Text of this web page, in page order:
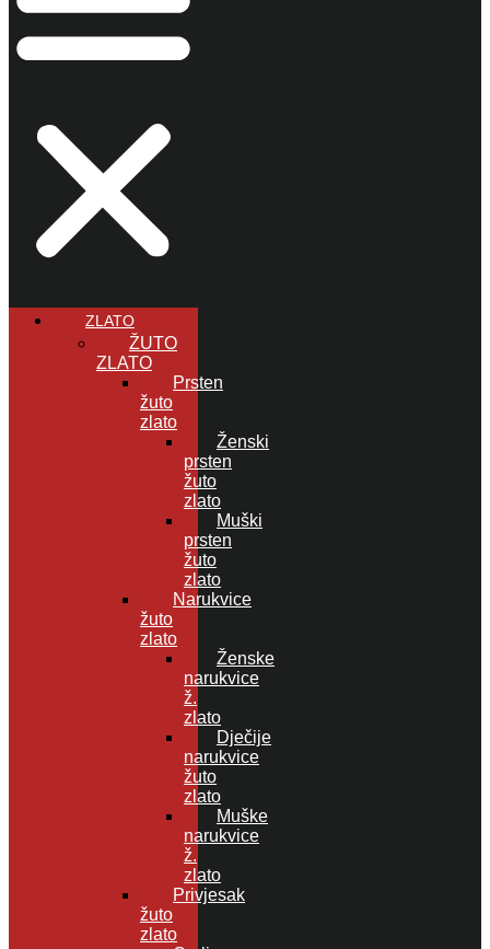
ZLATO
ŽUTO
ZLATO
Prsten
žuto
zlato
Ženski
prsten
žuto
zlato
Muški
prsten
žuto
zlato
Narukvice
žuto
zlato
Ženske
narukvice
ž.
zlato
Dječije
narukvice
žuto
zlato
Muške
narukvice
ž.
zlato
Privjesak
žuto
zlato